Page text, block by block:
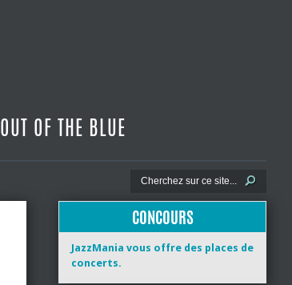
OUT OF THE BLUE
CONCOURS
JazzMania vous offre des places de
concerts.